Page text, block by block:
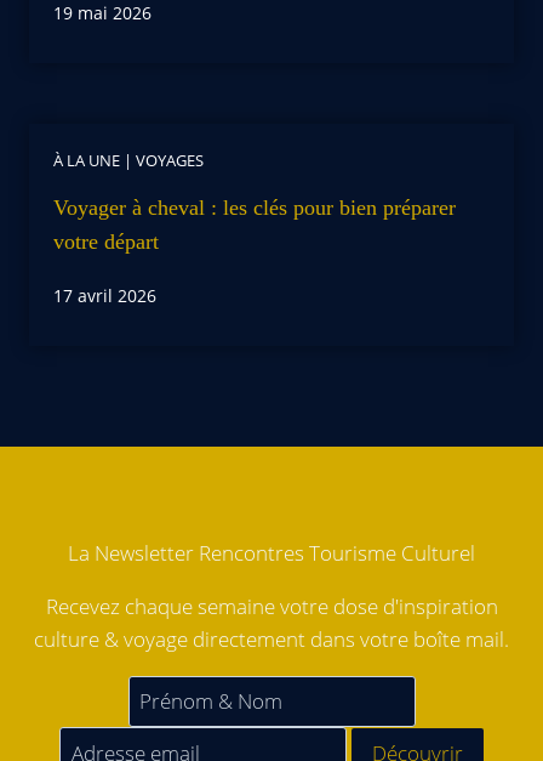
19 mai 2026
À LA UNE | VOYAGES
Voyager à cheval : les clés pour bien préparer
votre départ
17 avril 2026
La Newsletter Rencontres Tourisme Culturel
Recevez chaque semaine votre dose d'inspiration
culture & voyage directement dans votre boîte mail.